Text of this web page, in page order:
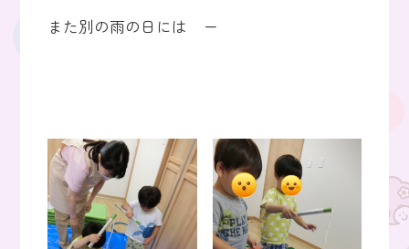
また別の雨の日には ー